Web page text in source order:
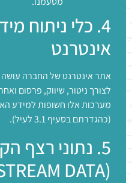
4. כלי ניתוח
אינטרנט
אתר אינטרנט של החברה עושה
מערכות אלו חשופות למידע
(כהגדרתם בסעיף 3.1 לעיל).
5. נתוני רצף
(CLICKSTREAM DATA)